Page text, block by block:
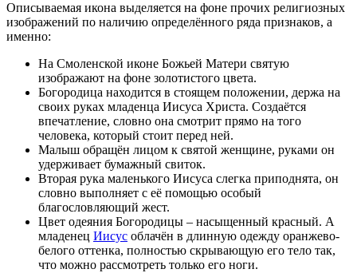
Описываемая икона выделяется на фоне прочих религиозных
изображений по наличию определённого ряда признаков, а
именно:
На Смоленской иконе Божьей Матери святую
изображают на фоне золотистого цвета.
Богородица находится в стоящем положении, держа на
своих руках младенца Иисуса Христа. Создаётся
впечатление, словно она смотрит прямо на того
человека, который стоит перед ней.
Малыш обращён лицом к святой женщине, руками он
удерживает бумажный свиток.
Вторая рука маленького Иисуса слегка приподнята, он
словно выполняет с её помощью особый
благословляющий жест.
Цвет одеяния Богородицы – насыщенный красный. А
младенец Иисус облачён в длинную одежду оранжево-
белого оттенка, полностью скрывающую его тело так,
что можно рассмотреть только его ноги.